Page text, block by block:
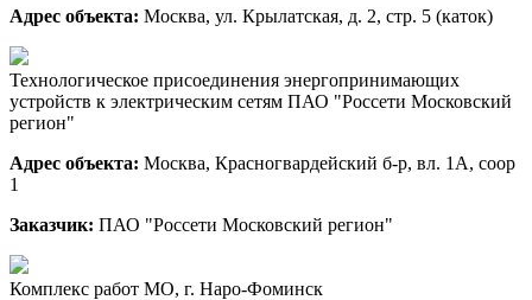
Адрес объекта: Москва, ул. Крылатская, д. 2, стр. 5 (каток)
Технологическое присоединения энергопринимающих
устройств к электрическим сетям ПАО "Россети Московский
регион"
Адрес объекта: Москва, Красногвардейский б-р, вл. 1А, соор
1
Заказчик: ПАО "Россети Московский регион"
Комплекс работ МО, г. Наро-Фоминск